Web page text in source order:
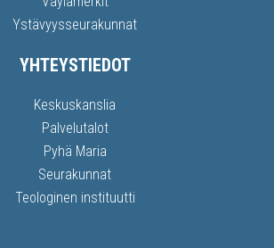
Ystävyysseurakunnat
YHTEYSTIEDOT
Keskuskanslia
Palvelutalot
Pyhä Maria
Seurakunnat
Teologinen instituutti